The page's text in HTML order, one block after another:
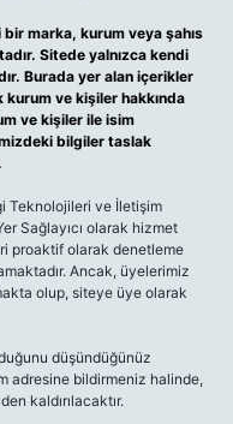
marka, kurum veya şahıs
Sitede yalnızca kendi
Burada yer alan içerikler
ve kişiler hakkında
ve kişiler ile isim
bilgiler taslak
Teknolojileri ve İletişim
Sağlayıcı olarak hizmet
proaktif olarak denetleme
Ancak, üyelerimiz
olup, siteye üye olarak
düşündüğünüz
adresine bildirmeniz halinde,
kaldırılacaktır.